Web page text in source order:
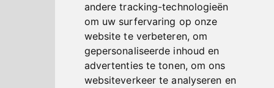
andere tracking-technologieën
om uw surfervaring op onze
website te verbeteren, om
gepersonaliseerde inhoud en
advertenties te tonen, om ons
websiteverkeer te analyseren en